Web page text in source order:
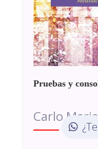
Pruebas y
Carlo